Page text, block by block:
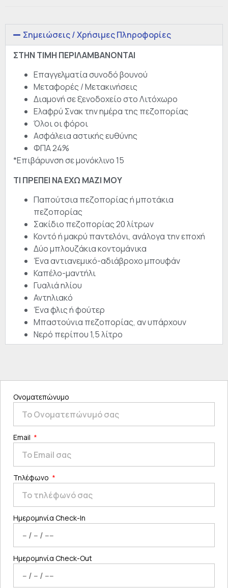
Σημειώσεις / Χρήσιμες Πληροφορίες
ΣΤΗΝ ΤΙΜΗ ΠΕΡΙΛΑΜΒΑΝΟΝΤΑΙ
Επαγγελματία συνοδό βουνού
Μεταφορές / Μετακινήσεις
Διαμονή σε ξενοδοχείο στο Λιτόχωρο
Ελαφρύ Σνακ την ημέρα της πεζοπορίας
Όλοι οι φόροι
Ασφάλεια αστικής ευθύνης
ΦΠΑ 24%
*Επιβάρυνση σε μονόκλινο 15
ΤΙ ΠΡΕΠΕΙ ΝΑ ΕΧΩ ΜΑΖΙ ΜΟΥ
Παπούτσια πεζοπορίας ή μποτάκια
πεζοπορίας
Σακίδιο πεζοπορίας 20 λίτρων
Κοντό ή μακρύ παντελόνι, ανάλογα την εποχή
Δύο μπλουζάκια κοντομάνικα
Ένα αντιανεμικό-αδιάβροχο μπουφάν
Καπέλο-μαντήλι
Γυαλιά ηλίου
Αντηλιακό
Ένα φλις ή φούτερ
Μπαστούνια πεζοπορίας, αν υπάρχουν
Νερό περίπου 1,5 λίτρο
Ονοματεπώνυμο
Email
Τηλέφωνο
Ημερομηνία Check-In
Ημερομηνία Check-Out